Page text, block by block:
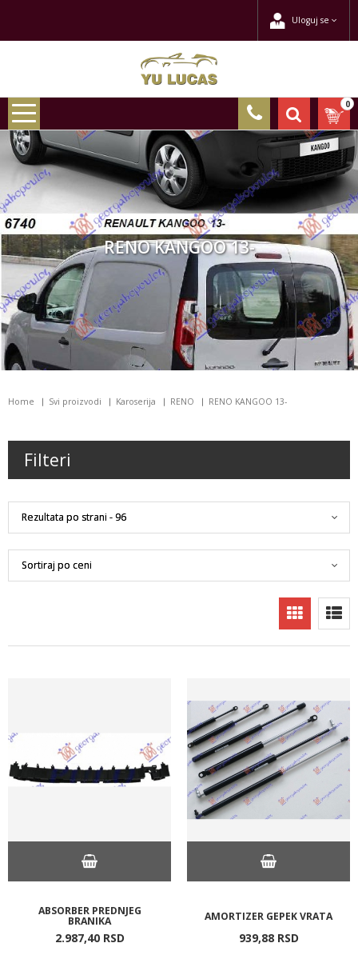
Uloguj se
0
RENO KANGOO 13-
Home Svi proizvodi Karoserija RENO RENO KANGOO 13-
Filteri
ABSORBER PREDNJEG
BRANIKA
2.987,40 RSD
AMORTIZER GEPEK VRATA
939,88 RSD